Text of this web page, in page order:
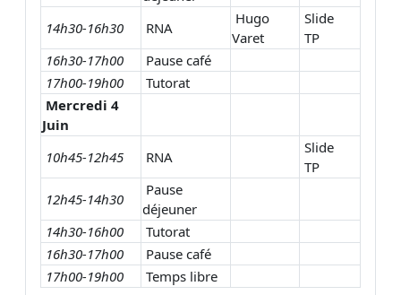
14h30-16h30
RNA
Hugo
Varet
Slide
TP
16h30-17h00
Pause café
17h00-19h00
Tutorat
Mercredi 4
Juin
10h45-12h45
RNA
Slide
TP
12h45-14h30
Pause
déjeuner
14h30-16h00
Tutorat
16h30-17h00
Pause café
17h00-19h00
Temps libre